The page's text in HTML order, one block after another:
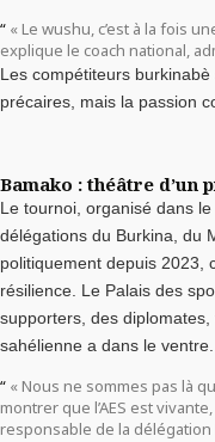
« Le wushu, c’est à la fois
explique le coach national,
Les compétiteurs
précaires, mais la passion
Bamako : théâtre
Le tournoi, organisé dans
délégations du Burkina, du
politiquement depuis 2023,
résilience. Le Palais des
supporters, des
sahélienne a dans le ventre.
« Nous ne sommes pas là
montrer que l’AES est
responsable de la délégation